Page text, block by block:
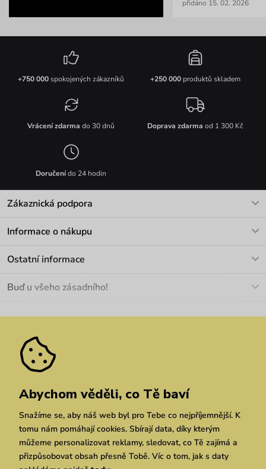
přidáno 15. 02. 2026
+750 000spokojených zákazníků +250 000produktů skladem
Vrácení zdarma do 30 dnů Doprava zdarma od 1 300 Kč
Doručenído 24 hodin
Zákaznická podpora
Informace o nákupu
Materiály a údržba
Pozáruční opravy
Ostatní informace
Velkoobchod
We Care
Dárkové poukazy
Vuchlook
Prodejny
Praha Brno Chrudim
Buď u všeho zásadního!
Zásady ochrany osobních údajů
Abychom věděli, co Tě baví
Snažíme se, aby náš web byl pro Tebe co nejpříjemnější. K
tomu nám pomáhají cookies. Sbírají data, díky kterým
můžeme personalizovat reklamy, sledovat, co Tě zajímá a
přizpůsobovat obsah přesně Tobě. Víc o tom, jak s daty